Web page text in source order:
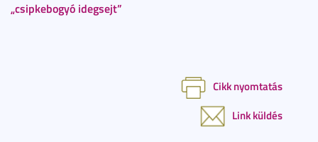
„csipkebogyó idegsejt”
Cikk nyomtatás
Link küldés